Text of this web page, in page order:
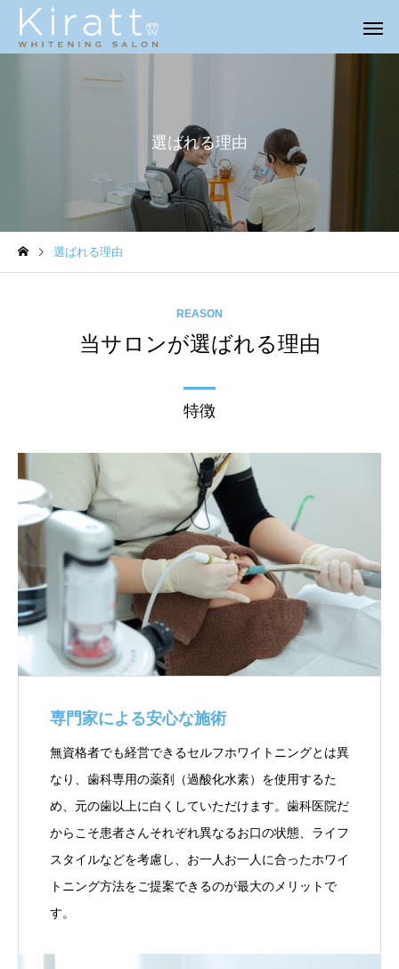
選ばれる理由
選ばれる理由
REASON
当サロンが選ばれる理由
特徴
専門家による安心な施術
無資格者でも経営できるセルフホワイトニングとは異
なり、歯科専用の薬剤（過酸化水素）を使用するた
め、元の歯以上に白くしていただけます。歯科医院だ
からこそ患者さんそれぞれ異なるお口の状態、ライフ
スタイルなどを考慮し、お一人お一人に合ったホワイ
トニング方法をご提案できるのが最大のメリットで
す。